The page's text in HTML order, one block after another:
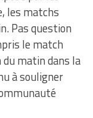
les matchs
Pas question
le match
matin dans la
à souligner